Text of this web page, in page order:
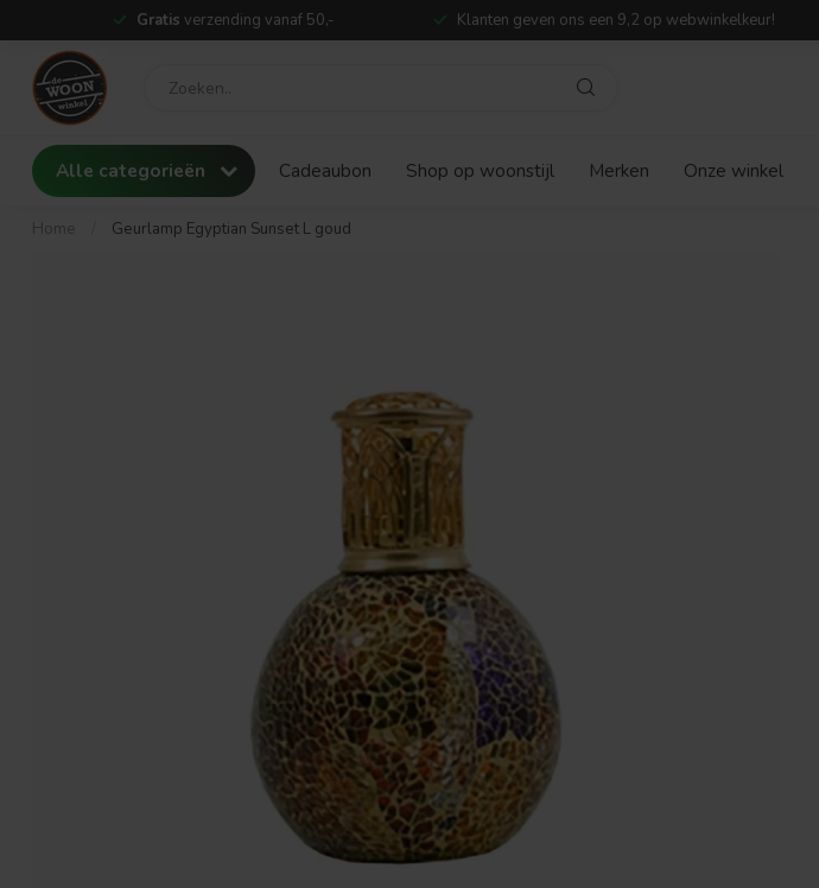
Gratis verzending vanaf 50,- Klanten geven ons een 9,2 op webwinkelkeur!
Alle categorieën Cadeaubon Shop op woonstijl Merken Onze winkel
Home Geurlamp Egyptian Sunset L goud